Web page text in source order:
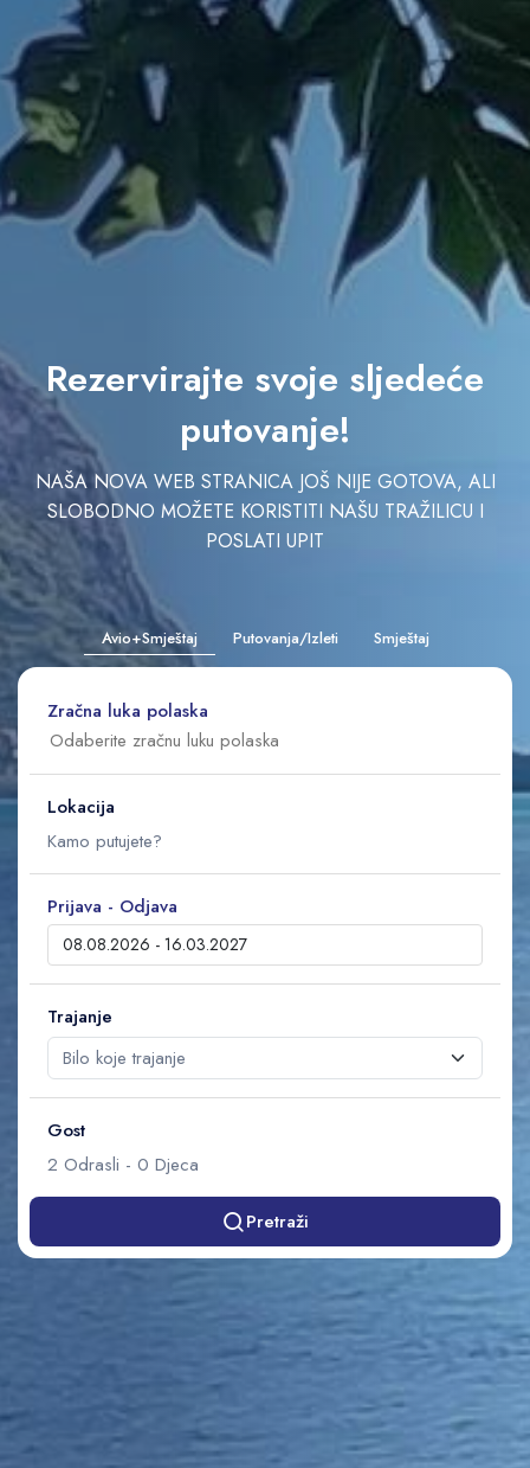
Rezervirajte svoje sljedeće
putovanje!
NAŠA NOVA WEB STRANICA JOŠ NIJE GOTOVA, ALI
SLOBODNO MOŽETE KORISTITI NAŠU TRAŽILICU I
POSLATI UPIT
Avio+Smještaj Putovanja/Izleti Smještaj
Zračna luka polaska
Lokacija
Prijava - Odjava
Trajanje
Gost
2 Odrasli - 0 Djeca
Pretraži